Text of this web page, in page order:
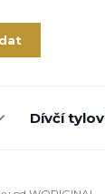
Dívčí